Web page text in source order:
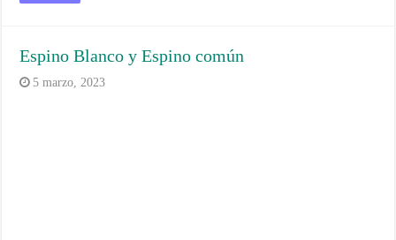
Espino Blanco y Espino común
5 marzo, 2023